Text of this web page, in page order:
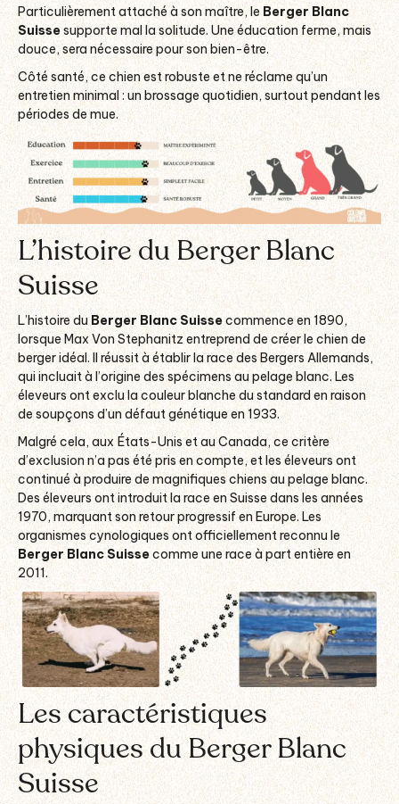
Particulièrement attaché à son maître, le Berger Blanc
Suissesupporte mal la solitude. Une éducation ferme, mais
douce, sera nécessaire pour son bien-être.
Côté santé, ce chien est robuste et ne réclame qu’un
entretien minimal : un brossage quotidien, surtout pendant les
périodes de mue.
L’histoire du Berger Blanc
Suisse
L’histoire du Berger Blanc Suissecommence en 1890,
lorsque Max Von Stephanitz entreprend de créer le chien de
berger idéal. Il réussit à établir la race des Bergers Allemands,
qui incluait à l’origine des spécimens au pelage blanc. Les
éleveurs ont exclu la couleur blanche du standard en raison
de soupçons d’un défaut génétique en 1933.
Malgré cela, aux États-Unis et au Canada, ce critère
d’exclusion n’a pas été pris en compte, et les éleveurs ont
continué à produire de magnifiques chiens au pelage blanc.
Des éleveurs ont introduit la race en Suisse dans les années
1970, marquant son retour progressif en Europe. Les
organismes cynologiques ont officiellement reconnu le
Berger Blanc Suissecomme une race à part entière en
2011.
Les caractéristiques
physiques du Berger Blanc
Suisse